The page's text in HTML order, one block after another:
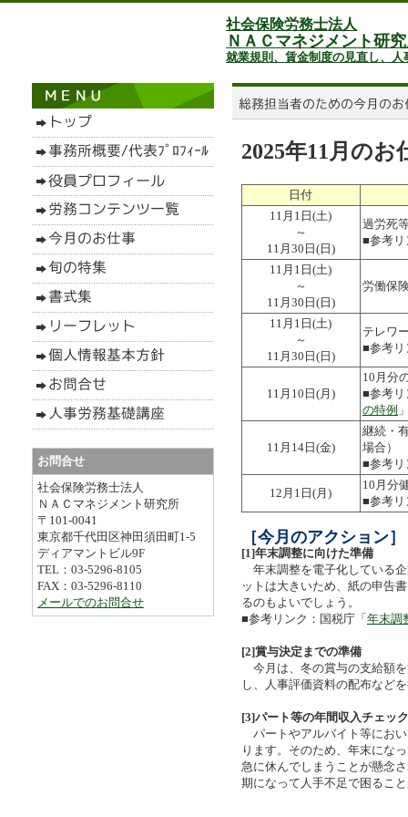
社会保険労務士法人
ＮＡＣマネジメント研
就業規則、賃金制度の見直し、
2025年11月の
日付
11月1日(土)
～
11月30日(日)
過労死
■参考リ
11月1日(土)
～
11月30日(日)
労働保
11月1日(土)
～
11月30日(日)
テレワ
■参考リ
11月10日(月)
10月分
■参考リ
の特例
11月14日(金)
継続・
場合）
■参考リ
12月1日(月)
10月分
■参考リ
［今月のアクション］
[1]年末調整に向けた準備
年末調整を電子化している
ットは大きいため、紙の申告
るのもよいでしょう。
■参考リンク：国税庁「 年末調
[2]賞与決定までの準備
今月は、冬の賞与の支給額
し、人事評価資料の配布など
[3]パート等の年間収入チェック
パートやアルバイト等にお
ります。そのため、年末にな
急に休んでしまうことが懸念
期になって人手不足で困るこ
お問合せ
社会保険労務士法人
ＮＡＣマネジメント研究所
〒101-0041
東京都千代田区神田須田町1-5
ディアマントビル9F
TEL：03-5296-8105
FAX：03-5296-8110
メールでのお問合せ